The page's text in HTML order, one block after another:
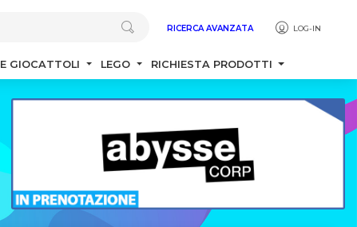
RICERCA AVANZATA LOG-IN
GIOCATTOLI LEGO RICHIESTA PRODOTTI